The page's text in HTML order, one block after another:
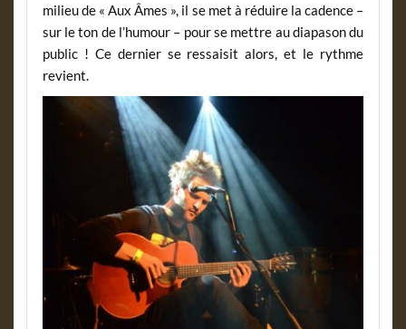
milieu de « Aux Âmes », il se met à réduire la cadence –
sur le ton de l’humour – pour se mettre au diapason du
public ! Ce dernier se ressaisit alors, et le rythme
revient.